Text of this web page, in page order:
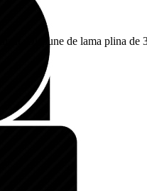
Dispune de lama plina de